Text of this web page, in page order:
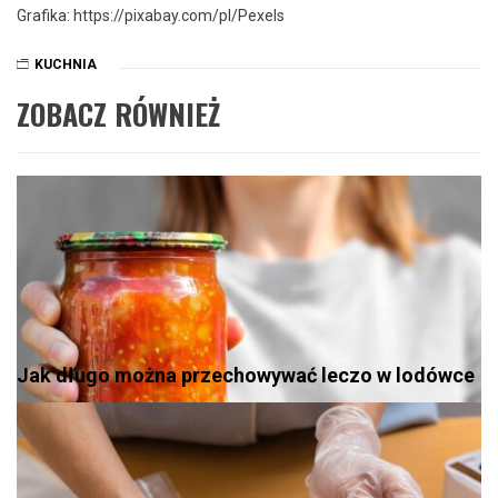
Grafika: https://pixabay.com/pl/Pexels
KUCHNIA
ZOBACZ RÓWNIEŻ
Jak długo można przechowywać leczo w lodówce